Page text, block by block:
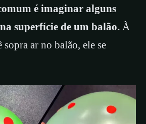
é imaginar alguns
superfície de um balão. À
ar no balão, ele se